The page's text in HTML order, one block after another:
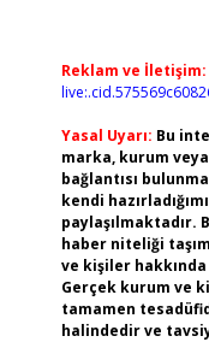
Reklam ve İletişim:
Yasal Uyarı: Bu
marka, kurum
bağlantısı
kendi
paylaşılmaktadır.
haber niteliği
ve kişiler hakkında
Gerçek kurum ve
tamamen
halindedir ve